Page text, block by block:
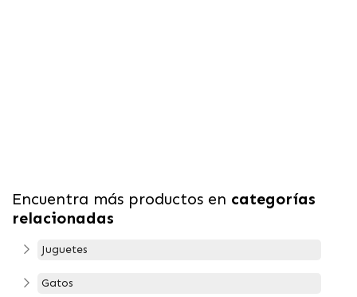
Encuentra más productos en categorías
relacionadas
Juguetes
Gatos